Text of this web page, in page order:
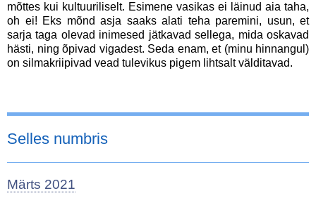
mõttes kui kultuuriliselt. Esimene vasikas ei läinud aia taha,
oh ei! Eks mõnd asja saaks alati teha paremini, usun, et
sarja taga olevad inimesed jätkavad sellega, mida oskavad
hästi, ning õpivad vigadest. Seda enam, et (minu hinnangul)
on silmakriipivad vead tulevikus pigem lihtsalt välditavad.
Selles numbris
Märts 2021